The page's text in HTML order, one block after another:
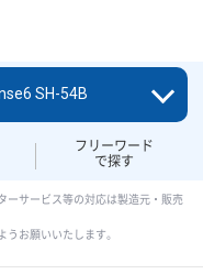
フリーワード
で探す
SH-54B
ーサービス等の対応は製造元・販売
お願いいたします。